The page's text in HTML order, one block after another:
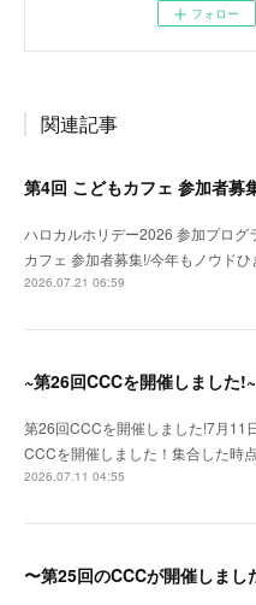
フォロー
関連記事
ハロカルホリデー2026 参加プログ
カフェ 参加者募集!/今年もノウド
2026.07.21 06:59
第26回CCCを開催しました!7月11
CCCを開催しました！集合した時
2026.07.11 04:55